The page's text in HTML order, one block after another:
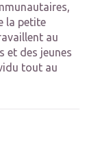
la petite
au
et des jeunes
tout au